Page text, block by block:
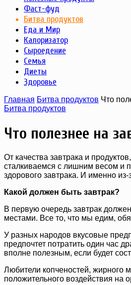
Фаст-фуд
Битва продуктов
Еда и Мир
Калоризатор
Сыроедение
Семья
Диеты
Здоровье
Главная Битва продуктов Что
Битва продуктов
Что полезнее на
От качества завтрака и
сталкиваемся с лишним весом и
здорового завтрака. И именно
Какой должен быть завтрак?
В первую очередь завтрак
местами. Все то, что мы едим,
У разных народов вкусовые
предпочтет потратить один час
вполне полезным, если будет
Любители копченостей, жирного
положительного воздействия на